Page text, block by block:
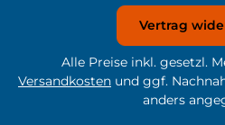
Vertrag
Alle Preise inkl. gesetzl.
Versandkosten und ggf.
anders